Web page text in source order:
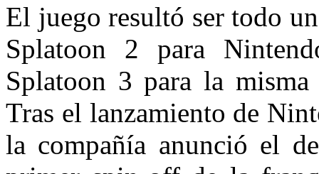
El juego resultó ser todo
Splatoon 2 para
Splatoon 3 para la
Tras el lanzamiento de
la compañía anunció el